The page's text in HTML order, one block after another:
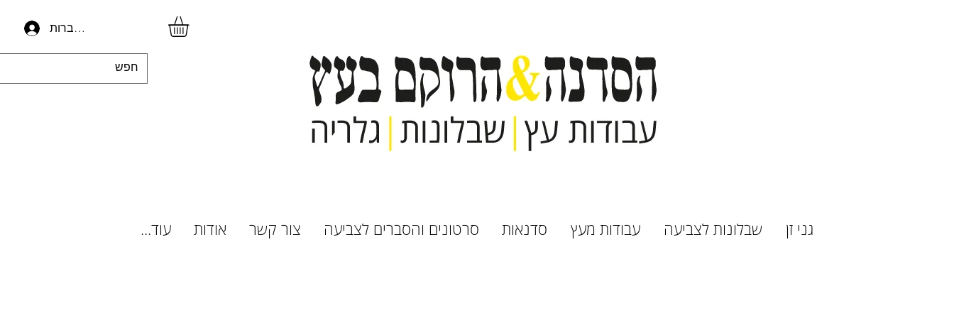
להתחברות
גני זן שבלונות לצביעה עבודות מעץ סדנאות סרטונים והסברים לצביעה צור קשר אודות עוד...